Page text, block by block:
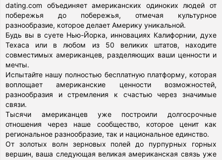
dating.com объединяет американских одиноких людей от
побережья до побережья, отмечая культурное
разнообразие, которое делает Америку уникальной.
Будь вы в суете Нью-Йорка, инновациях Калифорнии, духе
Техаса или в любом из 50 великих штатов, находите
совместимых американцев, разделяющих ваши ценности и
мечты.
Испытайте нашу полностью бесплатную платформу, которая
воплощает американские ценности возможностей,
разнообразия и стремления к счастью через значимые
связи.
Тысячи американцев уже построили долгосрочные
отношения через наше сообщество, которое ценит как
региональное разнообразие, так и национальное единство.
От золотых волн зерновых полей до пурпурных горных
вершин, ваша следующая великая американская связь уже